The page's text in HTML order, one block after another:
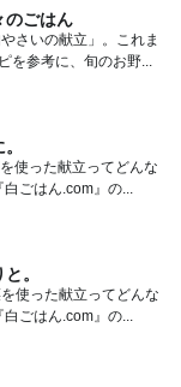
のごはん
さいの献立」。これま
を参考に、旬のお野...
使った献立ってどんな
ごはん.com』の...
。
使った献立ってどんな
ごはん.com』の...